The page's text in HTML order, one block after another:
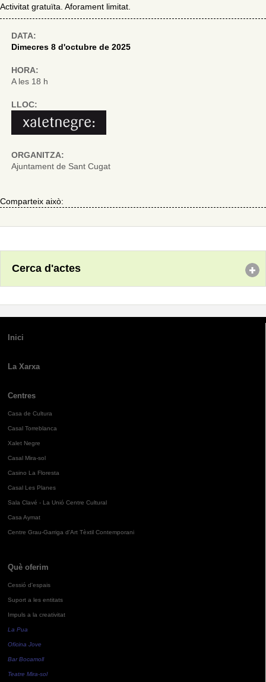
Activitat gratuïta. Aforament limitat.
DATA:
Dimecres 8 d'octubre de 2025
HORA:
A les 18 h
LLOC:
ORGANITZA:
Ajuntament de Sant Cugat
Comparteix això:
Cerca d'actes
Inici
La Xarxa
Centres
Casa de Cultura
Casal Torreblanca
Xalet Negre
Casal Mira-sol
Casino La Floresta
Casal Les Planes
Sala Clavé - La Unió Centre Cultural
Casa Aymat
Centre Grau-Garriga d'Art Tèxtil Contemporani
Què oferim
Cessió d'espais
Suport a les entitats
Impuls a la creativitat
La Pua
Oficina Jove
Bar Bocamoll
Teatre Mira-sol